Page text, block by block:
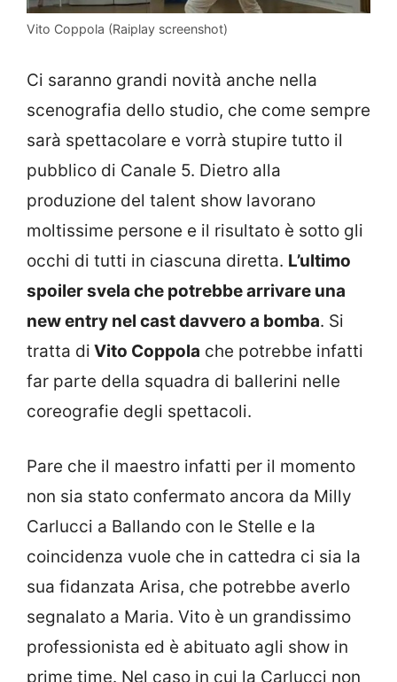
Vito Coppola (Raiplay screenshot)
Ci saranno grandi novità anche nella
scenografia dello studio, che come sempre
sarà spettacolare e vorrà stupire tutto il
pubblico di Canale 5. Dietro alla
produzione del talent show lavorano
moltissime persone e il risultato è sotto gli
occhi di tutti in ciascuna diretta. L’ultimo
spoiler svela che potrebbe arrivare una
new entry nel cast davvero a bomba. Si
tratta di Vito Coppola che potrebbe infatti
far parte della squadra di ballerini nelle
coreografie degli spettacoli.
Pare che il maestro infatti per il momento
non sia stato confermato ancora da Milly
Carlucci a Ballando con le Stelle e la
coincidenza vuole che in cattedra ci sia la
sua fidanzata Arisa, che potrebbe averlo
segnalato a Maria. Vito è un grandissimo
professionista ed è abituato agli show in
prime time. Nel caso in cui la Carlucci non